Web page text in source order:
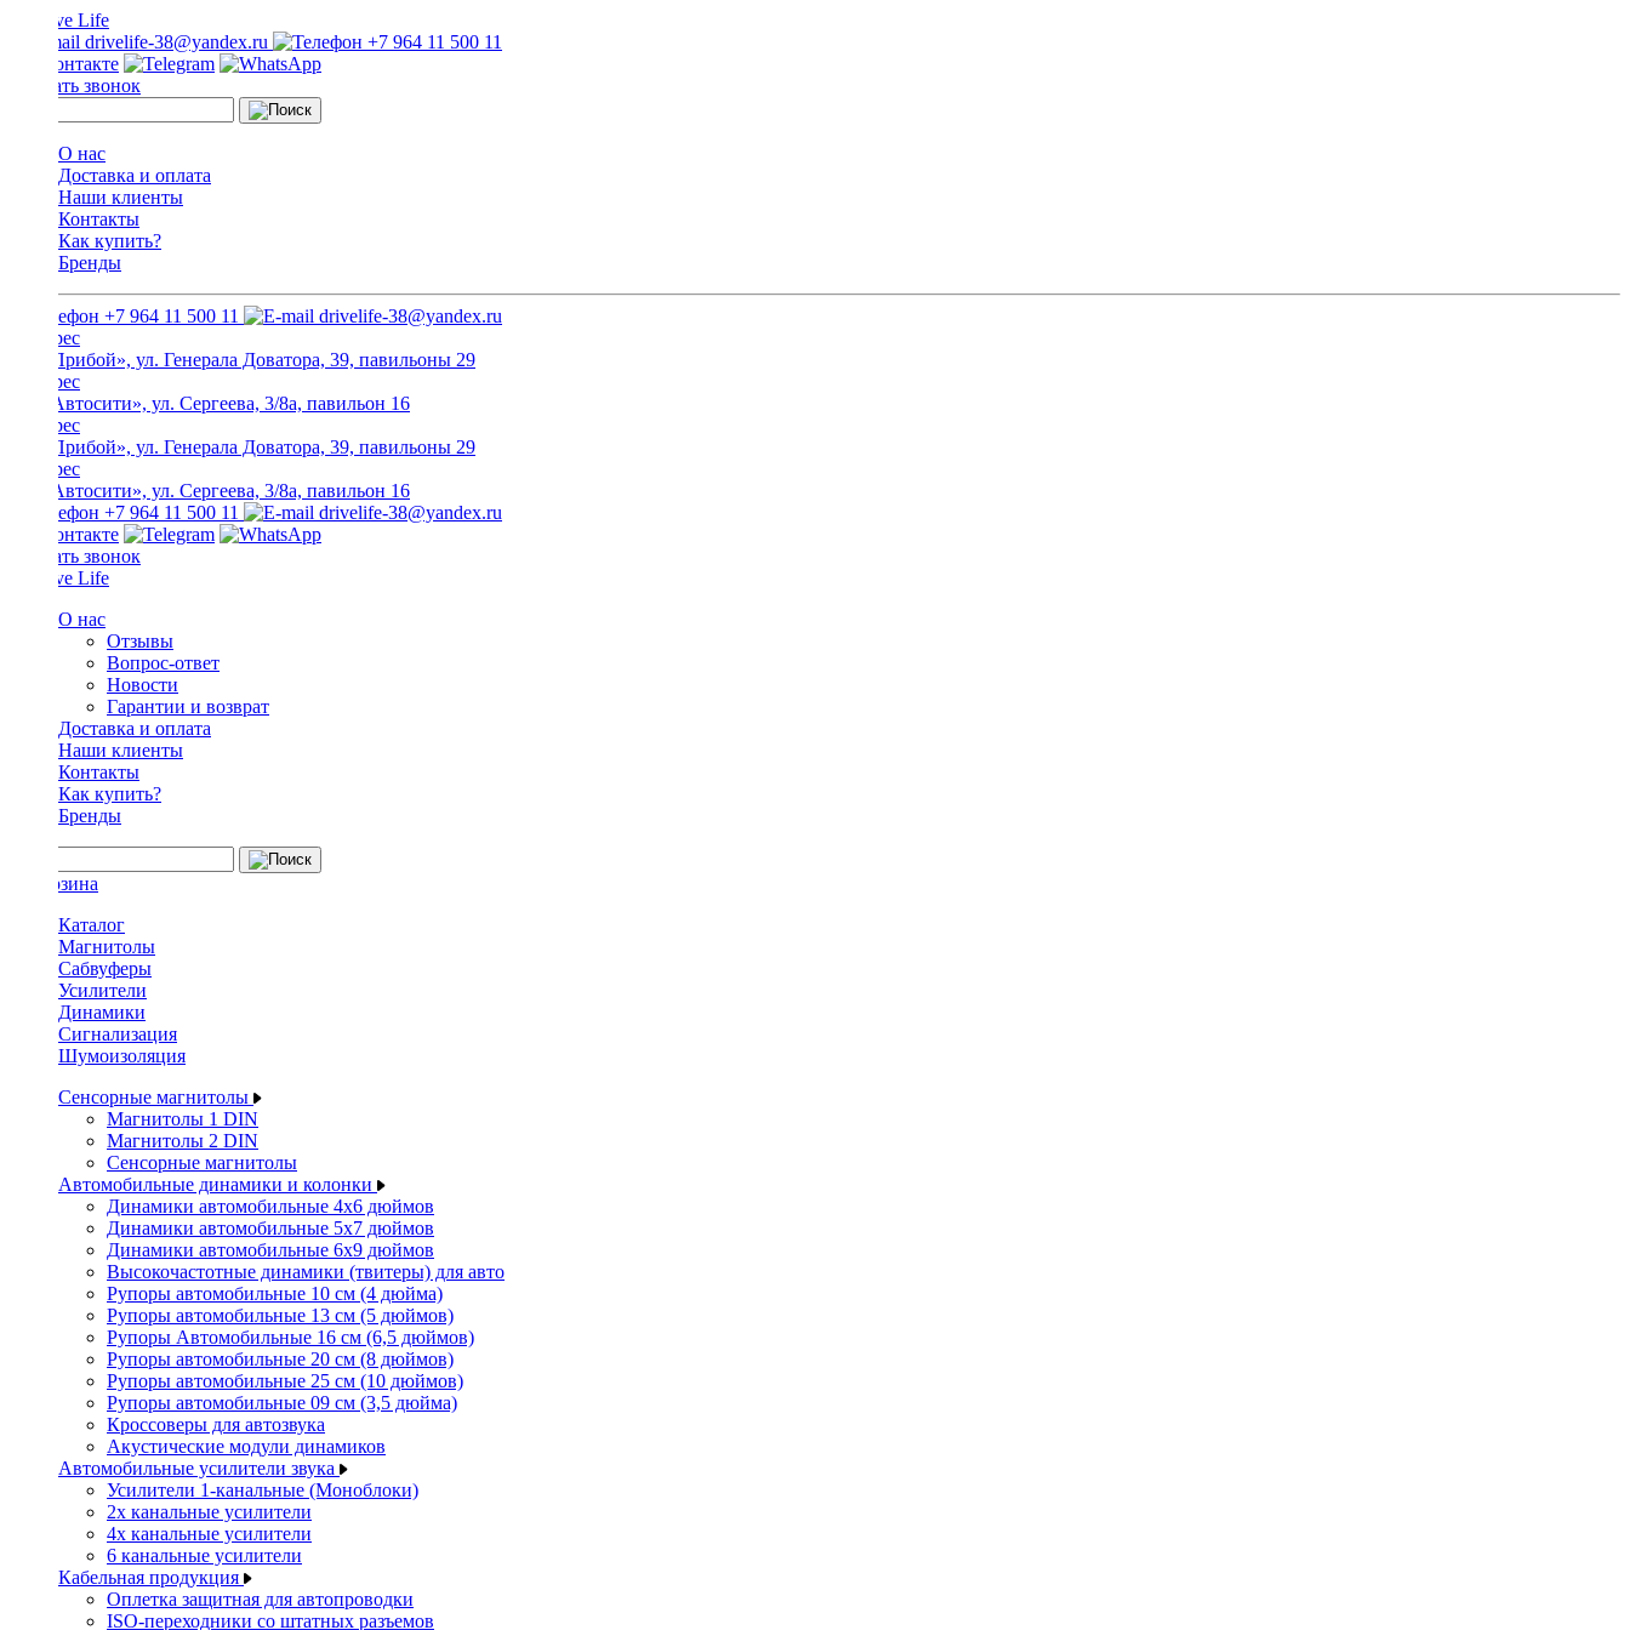
drivelife-38@yandex.ru +7 964 11 500 11
Заказать звонок
О нас
Доставка и оплата
Наши клиенты
Контакты
Как купить?
Бренды
+7 964 11 500 11 drivelife-38@yandex.ru
ТЦ «Прибой», ул. Генерала Доватора, 39, павильоны 29
ТЦ «Автосити», ул. Сергеева, 3/8а, павильон 16
ТЦ «Прибой», ул. Генерала Доватора, 39, павильоны 29
ТЦ «Автосити», ул. Сергеева, 3/8а, павильон 16
+7 964 11 500 11
drivelife-38@yandex.ru
Заказать звонок
О нас
Отзывы
Вопрос-ответ
Новости
Гарантии и возврат
Доставка и оплата
Наши клиенты
Контакты
Как купить?
Бренды
Каталог
Магнитолы
Сабвуферы
Усилители
Динамики
Сигнализация
Шумоизоляция
Сенсорные магнитолы
Магнитолы 1 DIN
Магнитолы 2 DIN
Сенсорные магнитолы
Автомобильные динамики и колонки
Динамики автомобильные 4x6 дюймов
Динамики автомобильные 5x7 дюймов
Динамики автомобильные 6x9 дюймов
Высокочастотные динамики (твитеры) для авто
Рупоры автомобильные 10 см (4 дюйма)
Рупоры автомобильные 13 см (5 дюймов)
Рупоры Автомобильные 16 см (6,5 дюймов)
Рупоры автомобильные 20 см (8 дюймов)
Рупоры автомобильные 25 см (10 дюймов)
Рупоры автомобильные 09 см (3,5 дюйма)
Кроссоверы для автозвука
Акустические модули динамиков
Автомобильные усилители звука
Усилители 1-канальные (Моноблоки)
2х канальные усилители
4х канальные усилители
6 канальные усилители
Кабельная продукция
Оплетка защитная для автопроводки
ISO-переходники со штатных разъемов